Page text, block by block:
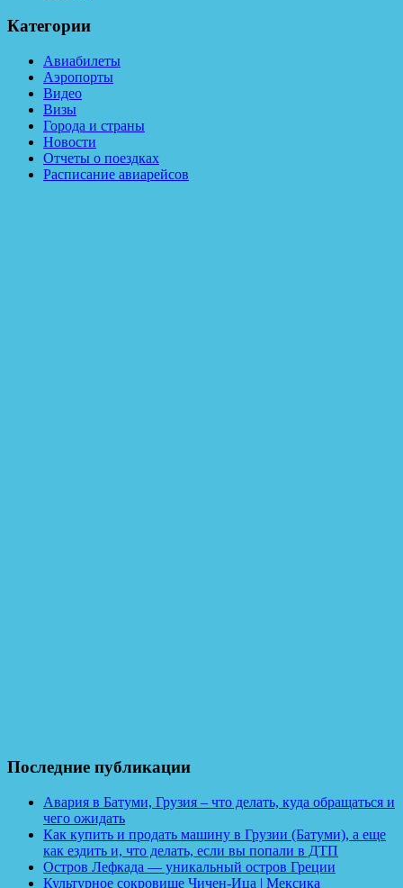
Категории
Авиабилеты
Аэропорты
Видео
Визы
Города и страны
Новости
Отчеты о поездках
Расписание авиарейсов
Последние публикации
Авария в Батуми, Грузия – что делать, куда обращаться и
чего ожидать
Как купить и продать машину в Грузии (Батуми), а еще
как ездить и, что делать, если вы попали в ДТП
Остров Лефкада — уникальный остров Греции
Культурное сокровище Чичен-Ица | Мексика